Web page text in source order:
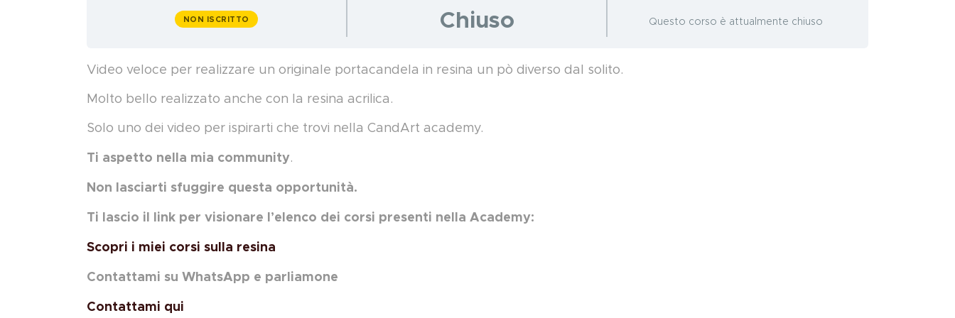
NON ISCRITTO Chiuso Questo corso è attualmente chiuso
Video veloce per realizzare un originale portacandela in resina un pò diverso dal solito.
Molto bello realizzato anche con la resina acrilica.
Solo uno dei video per ispirarti che trovi nella CandArt academy.
Ti aspetto nella mia community.
Non lasciarti sfuggire questa opportunità.
Ti lascio il link per visionare l’elenco dei corsi presenti nella Academy:
Scopri i miei corsi sulla resina
Contattami su WhatsApp e parliamone
Contattami qui